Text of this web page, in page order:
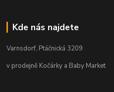
Kde nás najdete
Varnsdorf, Ptáčnická 3209
v prodejně Kočárky a Baby Market